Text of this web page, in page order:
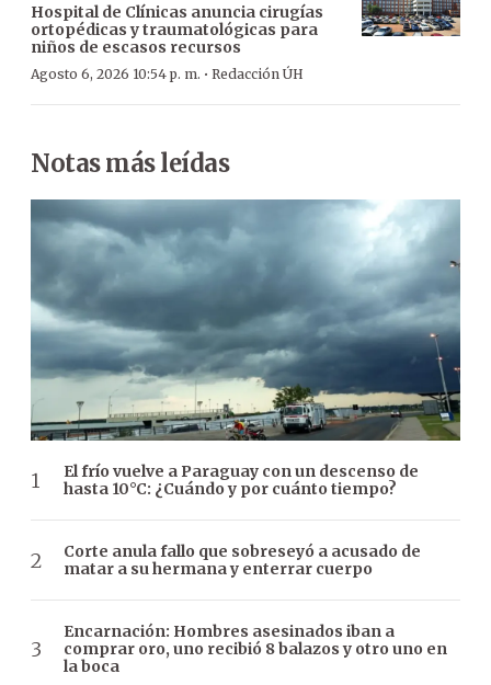
Hospital de Clínicas anuncia cirugías
ortopédicas y traumatológicas para
niños de escasos recursos
Agosto 6, 2026 10:54 p. m. · Redacción ÚH
Notas más leídas
El frío vuelve a Paraguay con un descenso de
hasta 10°C: ¿Cuándo y por cuánto tiempo?
Corte anula fallo que sobreseyó a acusado de
matar a su hermana y enterrar cuerpo
Encarnación: Hombres asesinados iban a
comprar oro, uno recibió 8 balazos y otro uno en
la boca